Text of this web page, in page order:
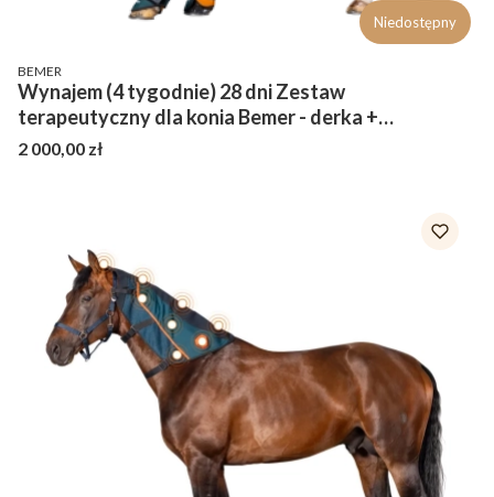
Niedostępny
PRODUCENT
BEMER
Wynajem (4 tygodnie) 28 dni Zestaw
terapeutyczny dla konia Bemer - derka +
ochraniacze
Cena
2 000,00 zł